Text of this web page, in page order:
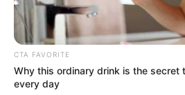
CTA FAVORITE
Why this ordinary drink is the secret
every day